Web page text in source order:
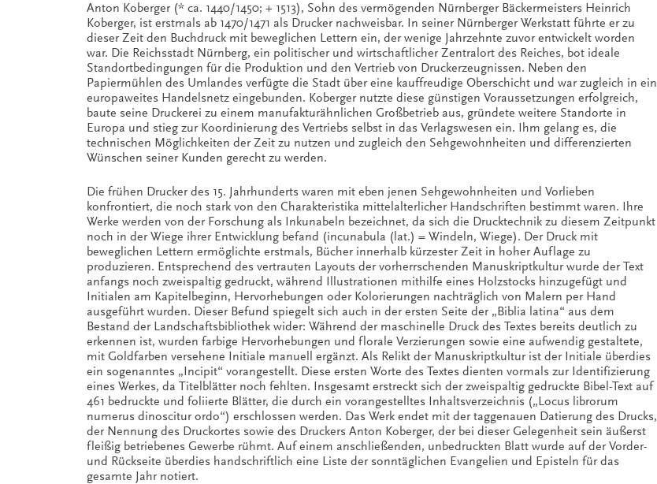
Anton Koberger (* ca. 1440/1450; + 1513), Sohn des vermögenden Nürnberger Bäckermeisters Heinrich
Koberger, ist erstmals ab 1470/1471 als Drucker nachweisbar. In seiner Nürnberger Werkstatt führte er zu
dieser Zeit den Buchdruck mit beweglichen Lettern ein, der wenige Jahrzehnte zuvor entwickelt worden
war. Die Reichsstadt Nürnberg, ein politischer und wirtschaftlicher Zentralort des Reiches, bot ideale
Standortbedingungen für die Produktion und den Vertrieb von Druckerzeugnissen. Neben den
Papiermühlen des Umlandes verfügte die Stadt über eine kauffreudige Oberschicht und war zugleich in ein
europaweites Handelsnetz eingebunden. Koberger nutzte diese günstigen Voraussetzungen erfolgreich,
baute seine Druckerei zu einem manufakturähnlichen Großbetrieb aus, gründete weitere Standorte in
Europa und stieg zur Koordinierung des Vertriebs selbst in das Verlagswesen ein. Ihm gelang es, die
technischen Möglichkeiten der Zeit zu nutzen und zugleich den Sehgewohnheiten und differenzierten
Wünschen seiner Kunden gerecht zu werden.
Die frühen Drucker des 15. Jahrhunderts waren mit eben jenen Sehgewohnheiten und Vorlieben
konfrontiert, die noch stark von den Charakteristika mittelalterlicher Handschriften bestimmt waren. Ihre
Werke werden von der Forschung als Inkunabeln bezeichnet, da sich die Drucktechnik zu diesem Zeitpunkt
noch in der Wiege ihrer Entwicklung befand (incunabula (lat.) = Windeln, Wiege). Der Druck mit
beweglichen Lettern ermöglichte erstmals, Bücher innerhalb kürzester Zeit in hoher Auflage zu
produzieren. Entsprechend des vertrauten Layouts der vorherrschenden Manuskriptkultur wurde der Text
anfangs noch zweispaltig gedruckt, während Illustrationen mithilfe eines Holzstocks hinzugefügt und
Initialen am Kapitelbeginn, Hervorhebungen oder Kolorierungen nachträglich von Malern per Hand
ausgeführt wurden. Dieser Befund spiegelt sich auch in der ersten Seite der „Biblia latina“ aus dem
Bestand der Landschaftsbibliothek wider: Während der maschinelle Druck des Textes bereits deutlich zu
erkennen ist, wurden farbige Hervorhebungen und florale Verzierungen sowie eine aufwendig gestaltete,
mit Goldfarben versehene Initiale manuell ergänzt. Als Relikt der Manuskriptkultur ist der Initiale überdies
ein sogenanntes „Incipit“ vorangestellt. Diese ersten Worte des Textes dienten vormals zur Identifizierung
eines Werkes, da Titelblätter noch fehlten. Insgesamt erstreckt sich der zweispaltig gedruckte Bibel-Text auf
461 bedruckte und foliierte Blätter, die durch ein vorangestelltes Inhaltsverzeichnis („Locus librorum
numerus dinoscitur ordo“) erschlossen werden. Das Werk endet mit der taggenauen Datierung des Drucks,
der Nennung des Druckortes sowie des Druckers Anton Koberger, der bei dieser Gelegenheit sein äußerst
fleißig betriebenes Gewerbe rühmt. Auf einem anschließenden, unbedruckten Blatt wurde auf der Vorder-
und Rückseite überdies handschriftlich eine Liste der sonntäglichen Evangelien und Episteln für das
gesamte Jahr notiert.